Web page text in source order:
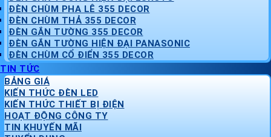
ĐÈN CHÙM PHA LÊ 355 DECOR
ĐÈN CHÙM THẢ 355 DECOR
ĐÈN GẮN TƯỜNG 355 DECOR
ĐÈN GẮN TƯỜNG HIỆN ĐẠI PANASONIC
ĐÈN CHÙM CỔ ĐIỂN 355 DECOR
TIN TỨC
BẢNG GIÁ
KIẾN THỨC ĐÈN LED
KIẾN THỨC THIẾT BỊ ĐIỆN
HOẠT ĐỘNG CÔNG TY
TIN KHUYẾN MÃI